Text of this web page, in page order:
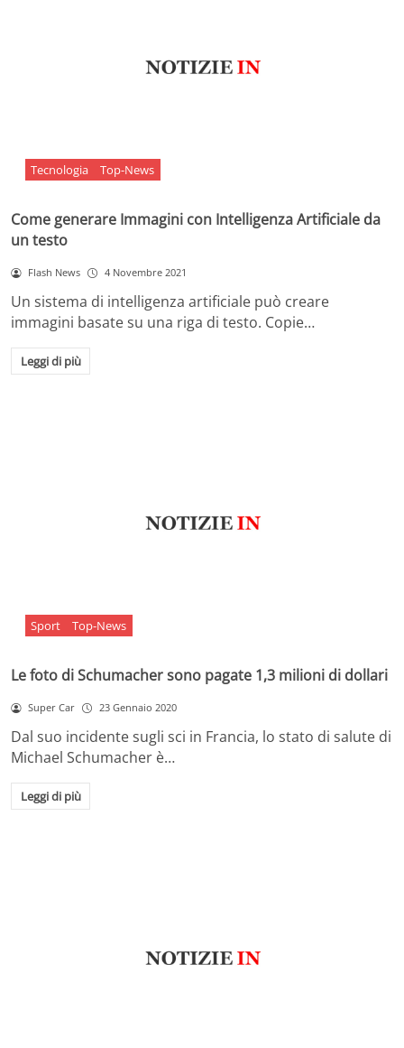
Tecnologia Top-News
Come generare Immagini con Intelligenza Artificiale da
un testo
Flash News 4 Novembre 2021
Un sistema di intelligenza artificiale può creare
immagini basate su una riga di testo. Copie…
Leggi di più
Sport Top-News
Le foto di Schumacher sono pagate 1,3 milioni di dollari
Super Car 23 Gennaio 2020
Dal suo incidente sugli sci in Francia, lo stato di salute di
Michael Schumacher è…
Leggi di più